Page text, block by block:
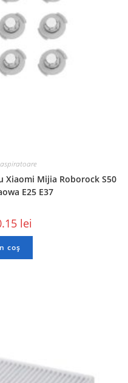
Xiaomi Mijia Roborock S50
E25 E37
lei
coș